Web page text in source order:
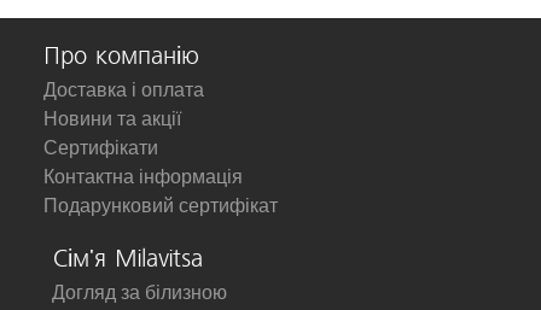
Про компанію
Доставка і оплата
Новини та акції
Сертифікати
Контактна інформація
Подарунковий сертифікат
Сім'я Milavitsa
Догляд за білизною